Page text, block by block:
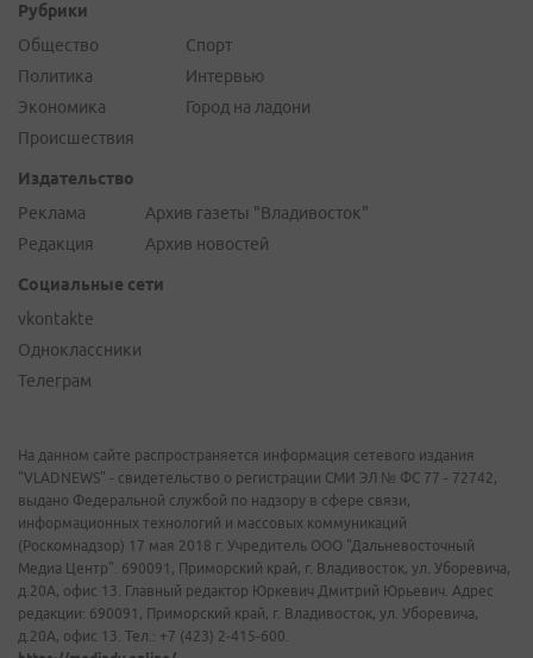
Рубрики
Общество
Политика
Экономика
Происшествия
Спорт
Интервью
Город на ладони
Издательство
Реклама
Редакция
Архив газеты "Владивосток"
Архив новостей
Социальные сети
vkontakte
Одноклассники
Телеграм
На данном сайте распространяется информация сетевого издания
"VLADNEWS" - свидетельство о регистрации СМИ ЭЛ № ФС 77 - 72742,
выдано Федеральной службой по надзору в сфере связи,
информационных технологий и массовых коммуникаций
(Роскомнадзор) 17 мая 2018 г. Учредитель ООО "Дальневосточный
Медиа Центр". 690091, Приморский край, г. Владивосток, ул. Уборевича,
д.20А, офис 13. Главный редактор Юркевич Дмитрий Юрьевич. Адрес
редакции: 690091, Приморский край, г. Владивосток, ул. Уборевича,
д.20А, офис 13. Тел.: +7 (423) 2-415-600.